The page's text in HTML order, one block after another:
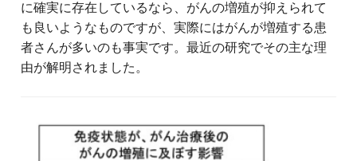
に確実に存在しているなら、がんの増殖が抑えられて
も良いようなものですが、実際にはがんが増殖する患
者さんが多いのも事実です。最近の研究でその主な理
由が解明されました。